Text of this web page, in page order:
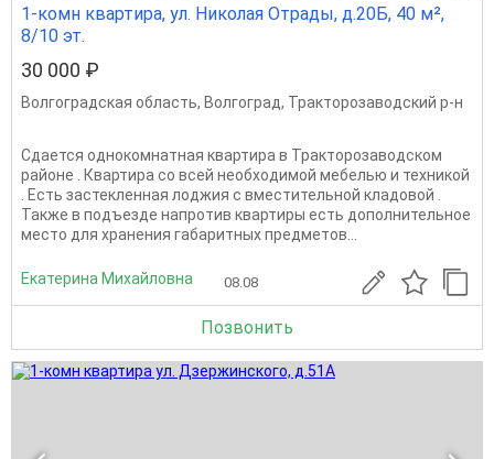
1-комн квартира, ул. Николая Отрады, д.20Б, 40 м²,
8/10 эт.
30 000 ₽
Волгоградская область, Волгоград, Тракторозаводский р-н
Сдается однокомнатная квартира в Тракторозаводском
районе . Квартира со всей необходимой мебелью и техникой
. Есть застекленная лоджия с вместительной кладовой .
Также в подъезде напротив квартиры есть дополнительное
место для хранения габаритных предметов...
Екатерина Михайловна 08.08
Позвонить